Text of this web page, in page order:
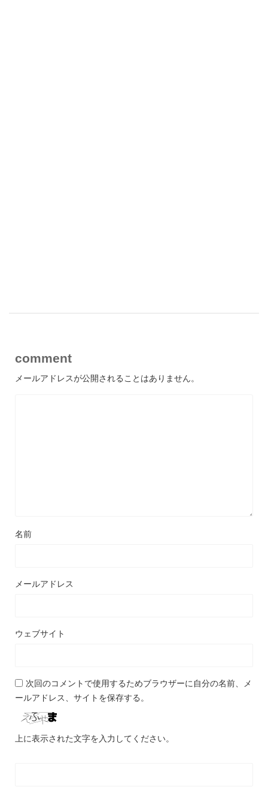
comment
メールアドレスが公開されることはありません。
名前
メールアドレス
ウェブサイト
次回のコメントで使用するためブラウザーに自分の名前、メ
ールアドレス、サイトを保存する。
上に表示された文字を入力してください。